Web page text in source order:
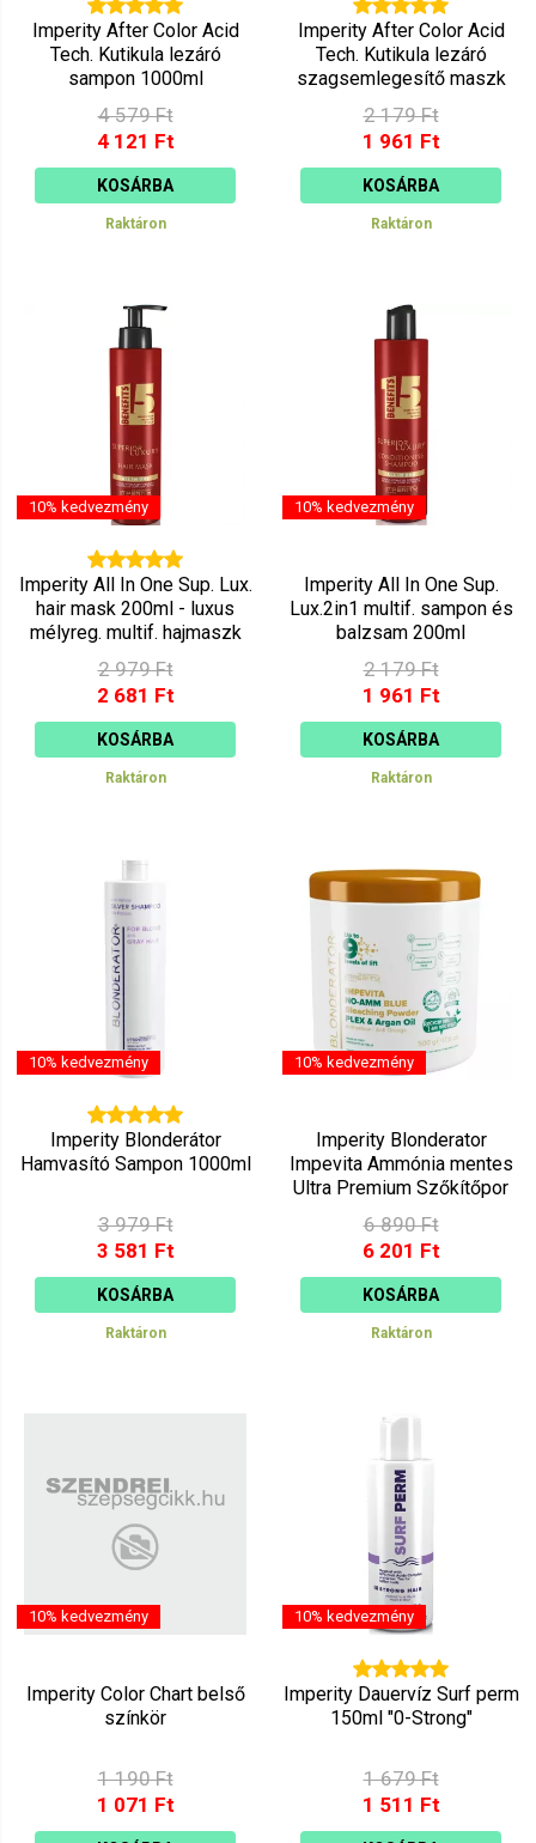
Imperity After Color Acid
Tech. Kutikula lezáró
sampon 1000ml
4 579 Ft
4 121 Ft
KOSÁRBA
Raktáron
Imperity After Color Acid
Tech. Kutikula lezáró
szagsemlegesítő maszk
2 179 Ft
1 961 Ft
KOSÁRBA
Raktáron
10% kedvezmény
Imperity All In One Sup. Lux.
hair mask 200ml - luxus
mélyreg. multif. hajmaszk
2 979 Ft
2 681 Ft
KOSÁRBA
Raktáron
10% kedvezmény
Imperity All In One Sup.
Lux.2in1 multif. sampon és
balzsam 200ml
2 179 Ft
1 961 Ft
KOSÁRBA
Raktáron
10% kedvezmény
Imperity Blonderátor
Hamvasító Sampon 1000ml
3 979 Ft
3 581 Ft
KOSÁRBA
Raktáron
10% kedvezmény
Imperity Blonderator
Impevita Ammónia mentes
Ultra Premium Szőkítőpor
6 890 Ft
6 201 Ft
KOSÁRBA
Raktáron
10% kedvezmény
Imperity Color Chart belső
színkör
1 190 Ft
1 071 Ft
10% kedvezmény
Imperity Dauervíz Surf perm
150ml "0-Strong"
1 679 Ft
1 511 Ft